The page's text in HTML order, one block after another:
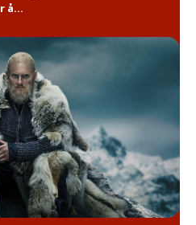
å...